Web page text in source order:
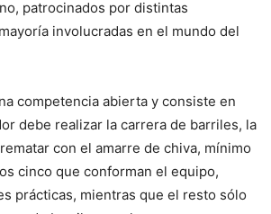
patrocinados por distintas
involucradas en el mundo del
competencia abierta y consiste en
debe realizar la carrera de barriles, la
con el amarre de chiva, mínimo
cinco que conforman el equipo,
prácticas, mientras que el resto sólo